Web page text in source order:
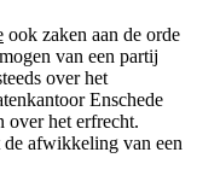
ook zaken aan de orde
van een partij
over het
Enschede
over het erfrecht.
de afwikkeling van een